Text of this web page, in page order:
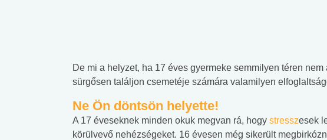
De mi a helyzet, ha 17 éves gyermeke semmilyen téren
sürgősen találjon csemetéje számára valamilyen
Ne Ön döntsön helyette!
A 17 éveseknek minden okuk megvan rá, hogy stresszesek
körülvevő nehézségeket. 16 évesen még sikerült